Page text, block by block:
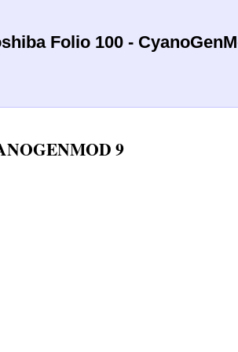
Folio 100 -
9